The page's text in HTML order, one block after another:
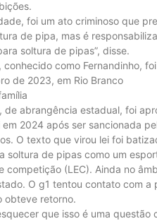
foi um ato criminoso que
de pipa, mas é
soltura de pipas”, disse.
conhecido como Fernandinho,
de 2023, em Rio Branco
de abrangência estadual, foi
2024 após ser sancionada
O texto que virou lei foi
soltura de pipas como um
competição (LEC). Ainda no
O g1 tentou contato com
obteve retorno.
que isso é uma